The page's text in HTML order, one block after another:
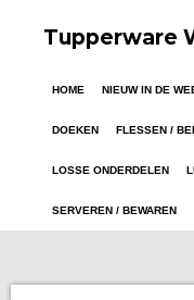
Tupperware
HOME NIEUW IN DE
DOEKEN FLESSEN /
LOSSE ONDERDELEN
SERVEREN / BEWAREN